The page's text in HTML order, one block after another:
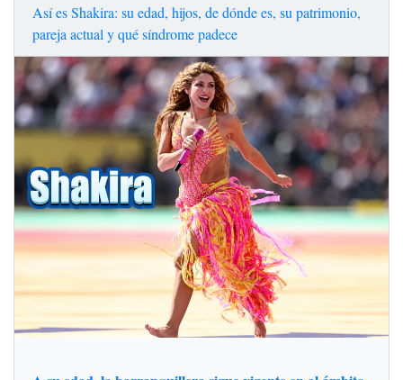
Así es Shakira: su edad, hijos, de dónde es, su patrimonio,
pareja actual y qué síndrome padece